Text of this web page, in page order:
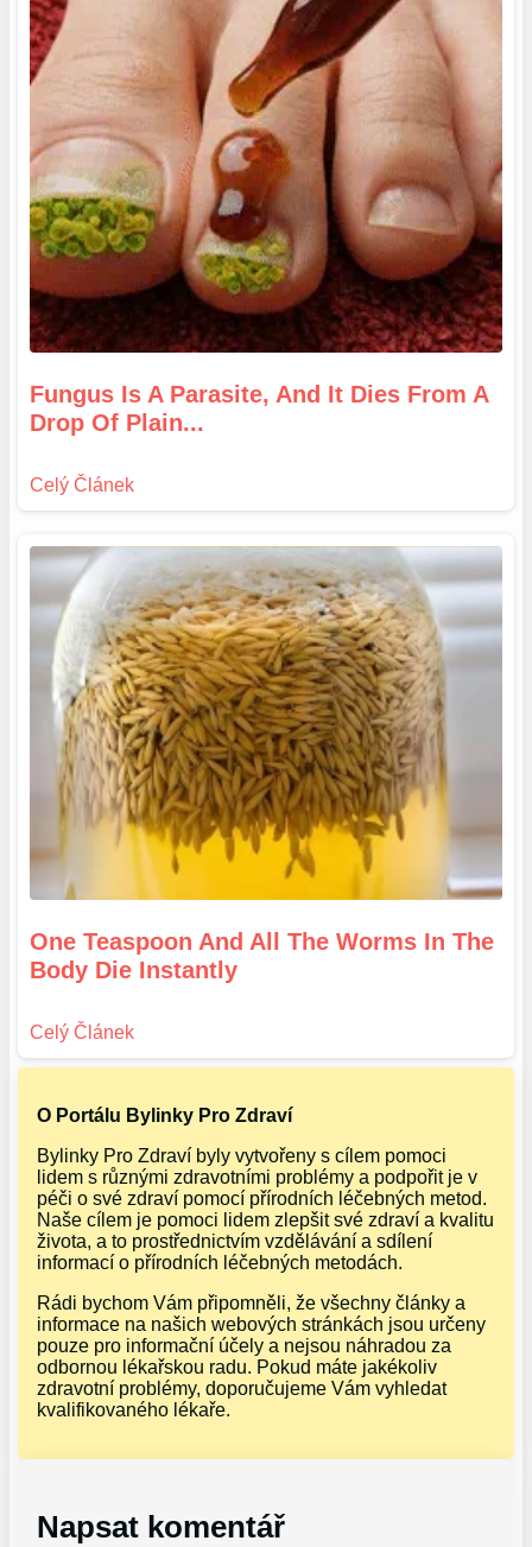
Fungus Is A Parasite, And It Dies From A
Drop Of Plain...
One Teaspoon And All The Worms In The
Body Die Instantly
O Portálu Bylinky Pro Zdraví
Bylinky Pro Zdraví byly vytvořeny s cílem pomoci
lidem s různými zdravotními problémy a podpořit je v
péči o své zdraví pomocí přírodních léčebných metod.
Naše cílem je pomoci lidem zlepšit své zdraví a kvalitu
života, a to prostřednictvím vzdělávání a sdílení
informací o přírodních léčebných metodách.
Rádi bychom Vám připomněli, že všechny články a
informace na našich webových stránkách jsou určeny
pouze pro informační účely a nejsou náhradou za
odbornou lékařskou radu. Pokud máte jakékoliv
zdravotní problémy, doporučujeme Vám vyhledat
kvalifikovaného lékaře.
Napsat komentář